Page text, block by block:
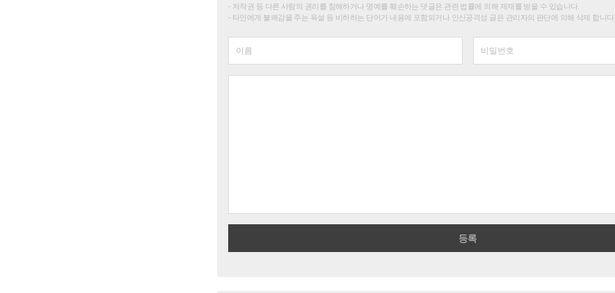
저작권 등 다른 사람의 권리를 침해하거나 명예를 훼손하는 댓글은 관련 법률에 의해 제재를 받을 수 있습니다.
타인에게 불쾌감을 주는 욕설 등 비하하는 단어가 내용에 포함되거나 인신공격성 글은 관리자의 판단에 의해 삭제 합니다.